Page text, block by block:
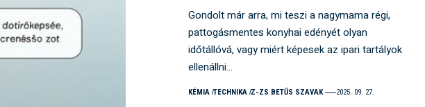
Gondolt már arra, mi teszi a nagymama régi,
pattogásmentes konyhai edényét olyan
időtállóvá, vagy miért képesek az ipari tartályok
ellenállni…
KÉMIA TECHNIKA Z-ZS BETŰS SZAVAK 2025. 09. 27.